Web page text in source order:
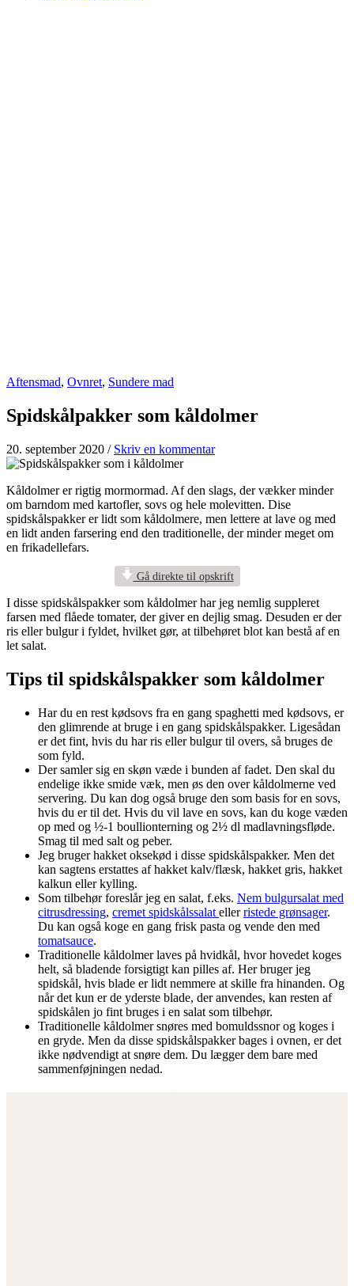
Aftensmad, Ovnret, Sundere mad
Spidskålpakker som kåldolmer
20. september 2020 / Skriv en kommentar
Kåldolmer er rigtig mormormad. Af den slags, der vækker minder
om barndom med kartofler, sovs og hele molevitten. Dise
spidskålspakker er lidt som kåldolmere, men lettere at lave og med
en lidt anden farsering end den traditionelle, der minder meget om
en frikadellefars.
Gå direkte til opskrift
I disse spidskålspakker som kåldolmer har jeg nemlig suppleret
farsen med flåede tomater, der giver en dejlig smag. Desuden er der
ris eller bulgur i fyldet, hvilket gør, at tilbehøret blot kan bestå af en
let salat.
Tips til spidskålspakker som kåldolmer
Har du en rest kødsovs fra en gang spaghetti med kødsovs, er
den glimrende at bruge i en gang spidskålspakker. Ligesådan
er det fint, hvis du har ris eller bulgur til overs, så bruges de
som fyld.
Der samler sig en skøn væde i bunden af fadet. Den skal du
endelige ikke smide væk, men øs den over kåldolmerne ved
servering. Du kan dog også bruge den som basis for en sovs,
hvis du er til det. Hvis du vil lave en sovs, kan du koge væden
op med og ½-1 boullionterning og 2½ dl madlavningsfløde.
Smag til med salt og peber.
Jeg bruger hakket oksekød i disse spidskålspakker. Men det
kan sagtens erstattes af hakket kalv/flæsk, hakket gris, hakket
kalkun eller kylling.
Som tilbehør foreslår jeg en salat, f.eks. Nem bulgursalat med
citrusdressing, cremet spidskålssalat ellerristede grønsager.
Du kan også koge en gang frisk pasta og vende den med
tomatsauce.
Traditionelle kåldolmer laves på hvidkål, hvor hovedet koges
helt, så bladende forsigtigt kan pilles af. Her bruger jeg
spidskål, hvis blade er lidt nemmere at skille fra hinanden. Og
når det kun er de yderste blade, der anvendes, kan resten af
spidskålen jo fint bruges i en salat som tilbehør.
Traditionelle kåldolmer snøres med bomuldssnor og koges i
en gryde. Men da disse spidskålspakker bages i ovnen, er det
ikke nødvendigt at snøre dem. Du lægger dem bare med
sammenføjningen nedad.